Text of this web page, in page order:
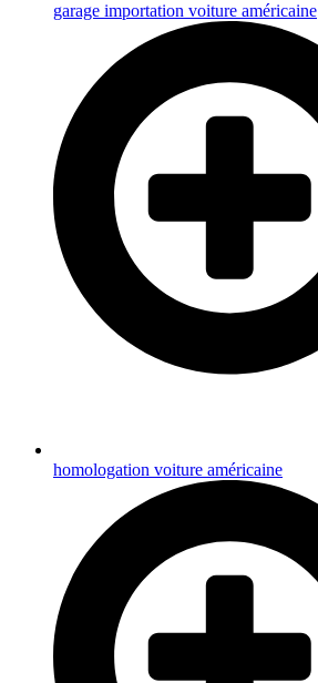
garage importation voiture américaine
homologation voiture américaine